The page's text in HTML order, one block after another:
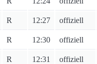
R 12:27 offiziell
R 12:30 offiziell
R 12:31 offiziell